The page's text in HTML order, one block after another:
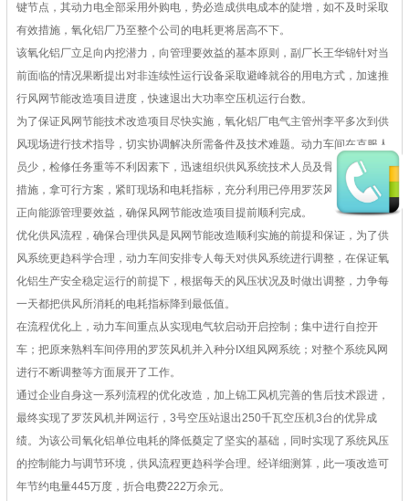
键节点，其动力电全部采用外购电，势必造成供电成本的陡增，如不及时采取
有效措施，氧化铝厂乃至整个公司的电耗更将居高不下。
该氧化铝厂立足向内挖潜力，向管理要效益的基本原则，副厂长王华锦针对当
前面临的情况果断提出对非连续性运行设备采取避峰就谷的用电方式，加速推
行风网节能改造项目进度，快速退出大功率空压机运行台数。
为了保证风网节能技术改造项目尽快实施，氧化铝厂电气主管州李平多次到供
风现场进行技术指导，切实协调解决所需备件及技术难题。动力车间在克服人
员少，检修任务重等不利因素下，迅速组织供风系统技术人员及骨干，定详实
措施，拿可行方案，紧盯现场和电耗指标，充分利用已停用罗茨风机设备，真
正向能源管理要效益，确保风网节能改造项目提前顺利完成。
优化供风流程，确保合理供风是风网节能改造顺利实施的前提和保证，为了供
风系统更趋科学合理，动力车间安排专人每天对供风系统进行调整，在保证氧
化铝生产安全稳定运行的前提下，根据每天的风压状况及时做出调整，力争每
一天都把供风所消耗的电耗指标降到最低值。
在流程优化上，动力车间重点从实现电气软启动开启控制；集中进行自控开
车；把原来熟料车间停用的罗茨风机并入种分IX组风网系统；对整个系统风网
进行不断调整等方面展开了工作。
通过企业自身这一系列流程的优化改造，加上锦工风机完善的售后技术跟进，
最终实现了罗茨风机并网运行，3号空压站退出250千瓦空压机3台的优异成
绩。为该公司氧化铝单位电耗的降低奠定了坚实的基础，同时实现了系统风压
的控制能力与调节环境，供风流程更趋科学合理。经详细测算，此一项改造可
年节约电量445万度，折合电费222万余元。